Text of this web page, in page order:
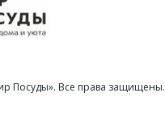
Посуды». Все права защищены.